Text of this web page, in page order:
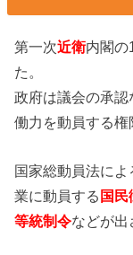
第一次近衛内閣の
た。
政府は議会の承認
働力を動員する権
国家総動員法に
業に動員する 国
等統制令などが出